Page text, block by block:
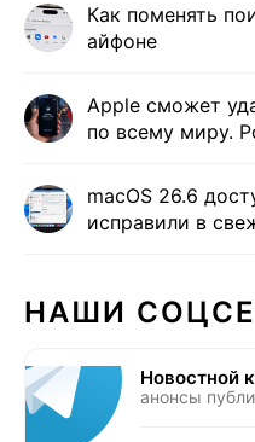
Как поменять
айфоне
Apple сможет
по всему миру.
macOS 26.6
исправили в
НАШИ
Новостной
анонсы